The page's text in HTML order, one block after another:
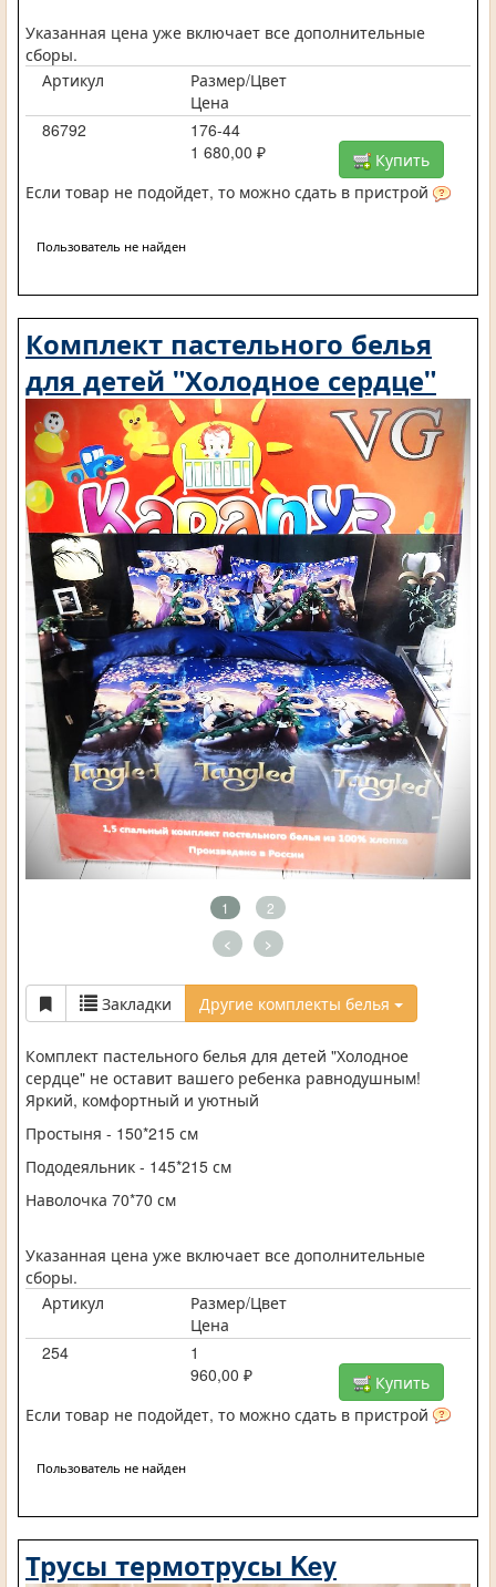
Указанная цена уже включает все дополнительные
сборы.
Артикул
Размер/Цвет
Цена
86792
176-44
1 680,00 ₽
Купить
Если товар не подойдет, то можно сдать в пристрой
Пользователь не найден
Комплект пастельного белья
для детей "Холодное сердце"
1 2
< >
Закладки Другие комплекты белья
Комплект пастельного белья для детей "Холодное
сердце" не оставит вашего ребенка равнодушным!
Яркий, комфортный и уютный
Простыня - 150*215 см
Пододеяльник - 145*215 см
Наволочка 70*70 см
Указанная цена уже включает все дополнительные
сборы.
Артикул
Размер/Цвет
Цена
254
1
960,00 ₽
Купить
Если товар не подойдет, то можно сдать в пристрой
Пользователь не найден
Трусы термотрусы Key